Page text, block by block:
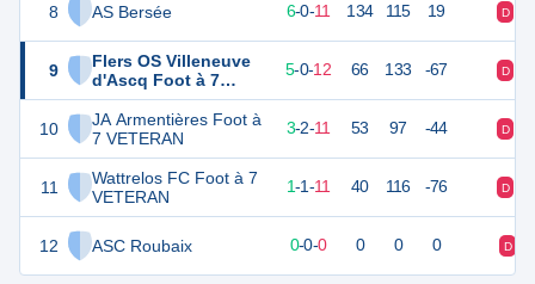
8 AS Bersée
9
Flers OS Villeneuve
d'Ascq Foot à 7
VETERAN
10
JA Armentières Foot à
7 VETERAN
11
Wattrelos FC Foot à 7
VETERAN
12 ASC Roubaix
6-0-11 134 115 19 D
15 17 5-0-12 66 133 -67 D
11 16 3-2-11 53 97 -44 D
3 14 1-1-11 40 116 -76 D
0-0-0 0 0 0 D